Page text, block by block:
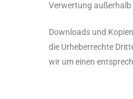
Verwertung außerhalb
Downloads und
die Urheberrechte
wir um einen